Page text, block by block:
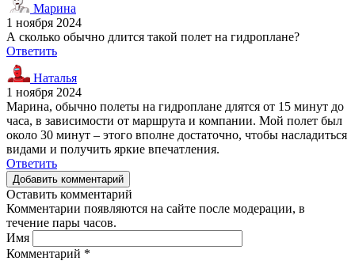
Марина
1 ноября 2024
А сколько обычно длится такой полет на гидроплане?
Ответить
Наталья
1 ноября 2024
Марина, обычно полеты на гидроплане длятся от 15 минут до
часа, в зависимости от маршрута и компании. Мой полет был
около 30 минут – этого вполне достаточно, чтобы насладиться
видами и получить яркие впечатления.
Ответить
Добавить комментарий
Оставить комментарий
Комментарии появляются на сайте после модерации, в
течение пары часов.
Имя
Комментарий *